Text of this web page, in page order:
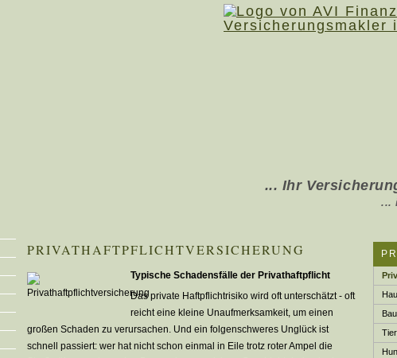
... Ihr
... in Rhede,
PRIVATHAFTPFLICHTVERSICHERUNG
Typische Schadensfälle der Privathaftpflicht
Das private Haft­pflichtrisiko wird oft unterschätzt - oft
reicht eine kleine Unaufmerksamkeit, um einen
großen Schaden zu verursachen. Und ein folgenschweres Unglück ist
schnell passiert: wer hat nicht schon einmal in Eile trotz roter Ampel die